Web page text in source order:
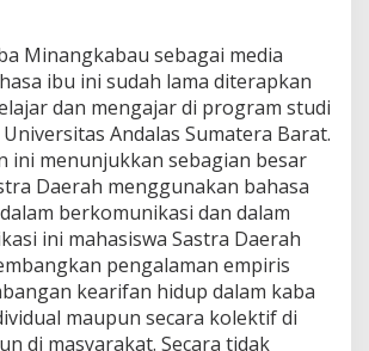
Minangkabau sebagai media
ibu ini sudah lama diterapkan
dan mengajar di program studi
Andalas Sumatera Barat.
ini menunjukkan sebagian besar
Daerah menggunakan bahasa
berkomunikasi dan dalam
ini mahasiswa Sastra Daerah
pengalaman empiris
kearifan hidup dalam kaba
maupun secara kolektif di
di masyarakat. Secara tidak